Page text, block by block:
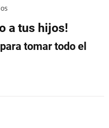
a tus hijos!
tomar todo el